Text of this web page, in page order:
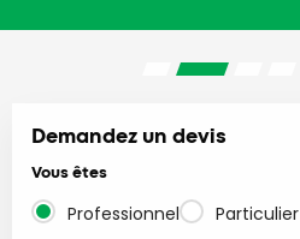
Demandez un devis
Vous êtes
Professionnel Particulier